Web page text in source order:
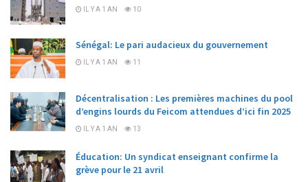
IL Y A 1 AN 10
Sénégal: Le pari audacieux du gouvernement
IL Y A 1 AN 11
Décentralisation : Les premières machines du pool
d’engins lourds du Feicom attendues d’ici fin 2025
IL Y A 1 AN 13
Éducation: Un syndicat enseignant confirme la
grève pour le 21 avril